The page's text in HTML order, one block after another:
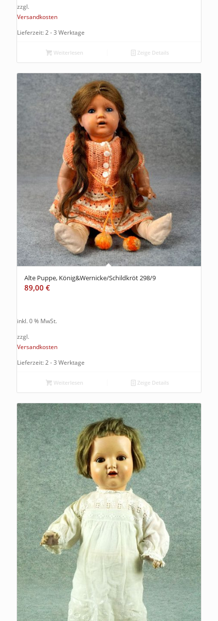
zzgl.
Versandkosten
Lieferzeit: 2 - 3 Werktage
Weiterlesen Zeige Details
Alte Puppe, König&Wernicke/Schildkröt 298/9
89,00 €
inkl. 0 % MwSt.
zzgl.
Versandkosten
Lieferzeit: 2 - 3 Werktage
Weiterlesen Zeige Details